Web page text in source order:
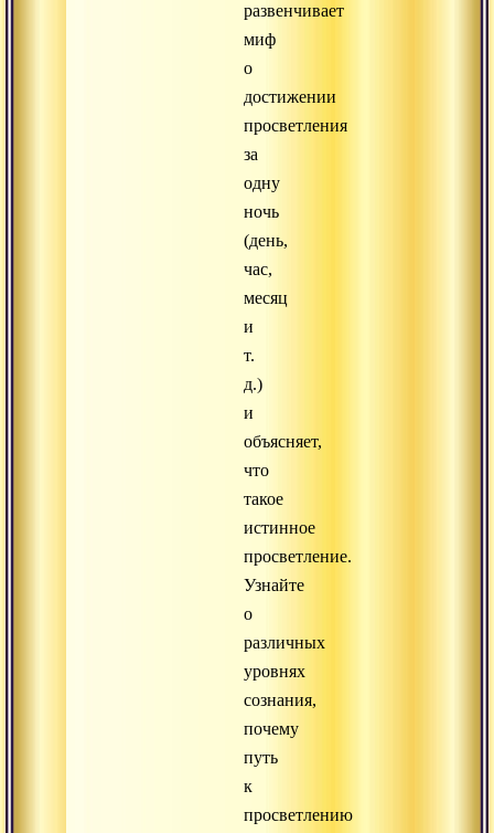
развенчивает
миф
о
достижении
просветления
за
одну
ночь
(день,
час,
месяц
и
т.
д.)
и
объясняет,
что
такое
истинное
просветление.
Узнайте
о
различных
уровнях
сознания,
почему
путь
к
просветлению